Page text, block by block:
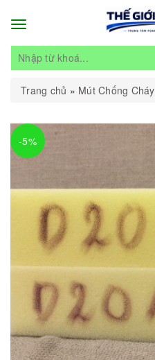
Toggle
Trang chủ » Mút Chống Cháy
-5%